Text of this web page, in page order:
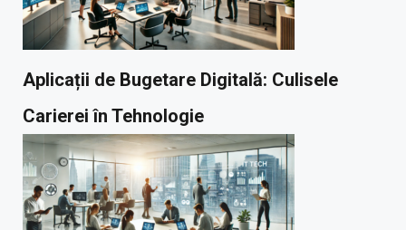
Aplicații de Bugetare Digitală: Culisele
Carierei în Tehnologie